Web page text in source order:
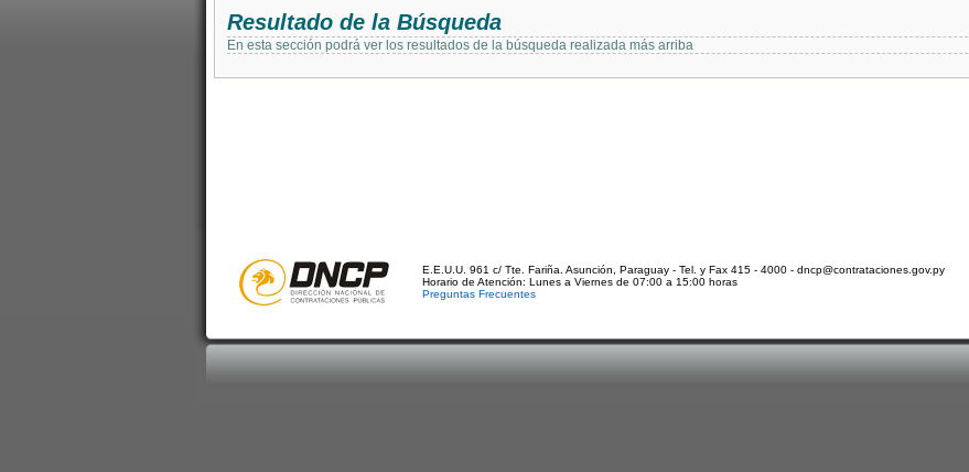
Resultado de la Búsqueda
En esta sección podrá ver los resultados de la búsqueda realizada más arriba
E.E.U.U. 961 c/ Tte. Fariña. Asunción, Paraguay - Tel. y Fax 415 - 4000 - dncp@contrataciones.gov.py
Horario de Atención: Lunes a Viernes de 07:00 a 15:00 horas
Preguntas Frecuentes